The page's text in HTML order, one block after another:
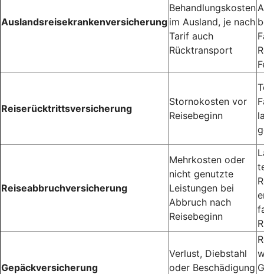
Auslandsreisekrankenversicherung
Behandlungskosten
im Ausland, je nach
Tarif auch
Rücktransport
Reiserücktrittsversicherung
Stornokosten vor
Reisebeginn
Reiseabbruchversicherung
Mehrkosten oder
nicht genutzte
Leistungen bei
Abbruch nach
Reisebeginn
Gepäckversicherung
Verlust, Diebstahl
oder Beschädigung